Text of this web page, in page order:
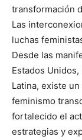
transformación
Las
luchas
Desde las
Estados
Latina, existe
feminismo
fortalecido el
estrategias y